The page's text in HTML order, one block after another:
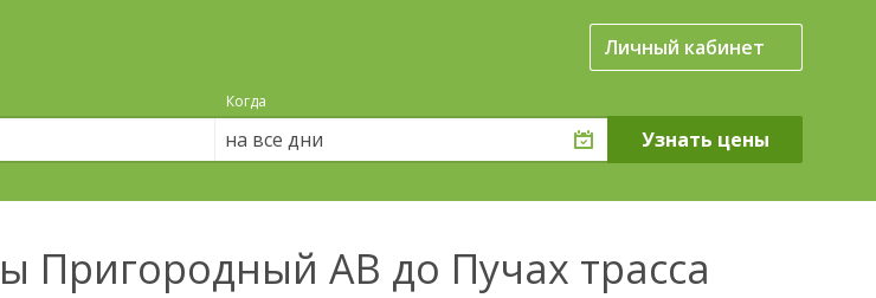
Личный кабинет
Когда
на все дни
Пригородный АВ до Пучах трасса